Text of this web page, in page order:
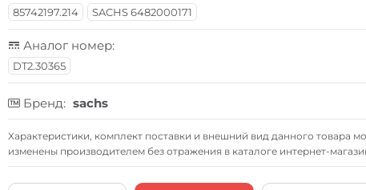
85742197.214 SACHS 6482000171
Аналог номер:
DT2.30365
Бренд: sachs
Xарактеристики, комплект поставки и внешний вид данного товара
изменены производителем без отражения в каталоге интернет-